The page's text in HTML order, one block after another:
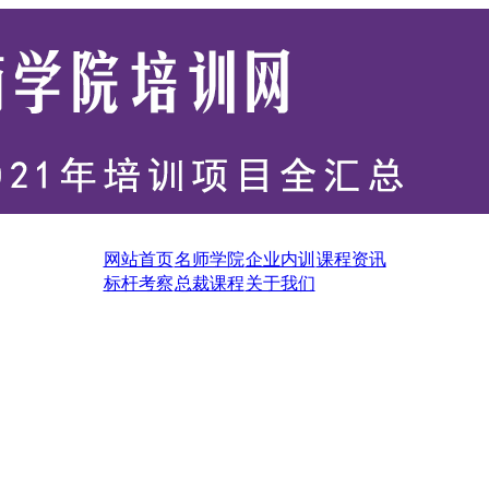
网站首页名师学院企业内训 课程资讯
标杆考察总裁课程关于我们